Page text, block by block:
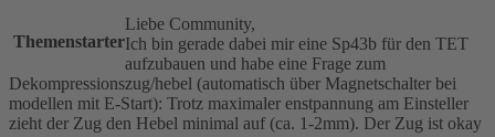
Themenstarter
Liebe Community,
Ich bin gerade dabei mir eine Sp43b für den TET
aufzubauen und habe eine Frage zum
Dekompressionszug/hebel (automatisch über Magnetschalter bei
modellen mit E-Start): Trotz maximaler enstpannung am Einsteller
zieht der Zug den Hebel minimal auf (ca. 1-2mm). Der Zug ist okay